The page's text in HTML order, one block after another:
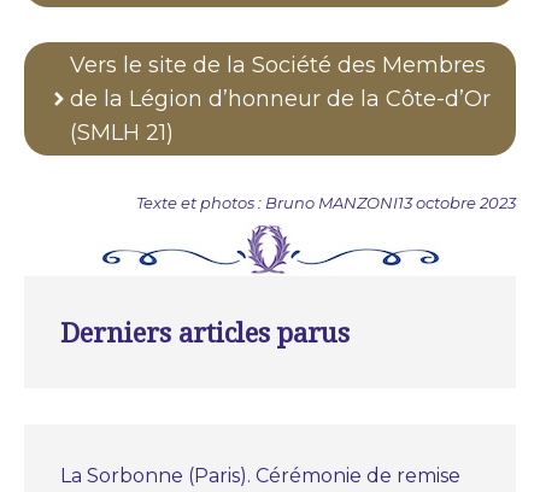
Vers le site de la Société des Membres
de la Légion d’honneur de la Côte-d’Or
(SMLH 21)
Texte et photos : Bruno MANZONI13 octobre 2023
Derniers articles parus
La Sorbonne (Paris). Cérémonie de remise